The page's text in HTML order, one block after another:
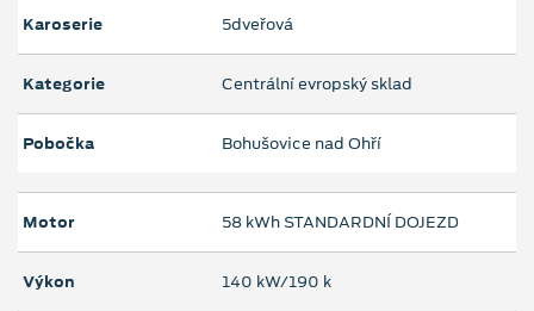
Karoserie 5dveřová
Kategorie Centrální evropský sklad
Pobočka Bohušovice nad Ohří
Motor 58 kWh STANDARDNÍ DOJEZD
Výkon 140 kW/190 k